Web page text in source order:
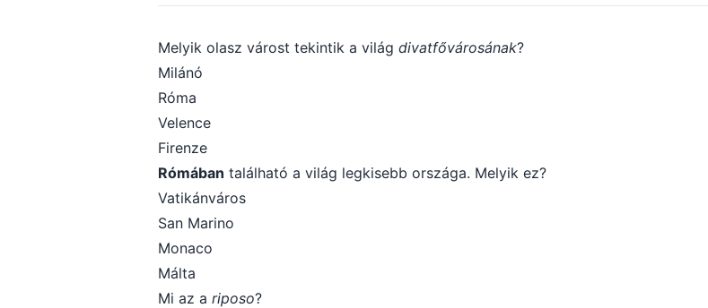
Melyik olasz várost tekintik a világ divatfővárosának?
Milánó
Róma
Velence
Firenze
Rómában található a világ legkisebb országa. Melyik ez?
Vatikánváros
San Marino
Monaco
Málta
Mi az a riposo?